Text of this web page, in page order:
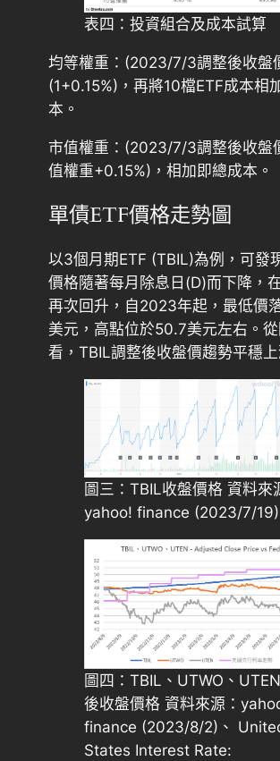
表四：投資組合及成本試算
均等權重：(2023/7/3調整後收盤
(1+0.15%)，再將10檔ETF成本相
本。
市值權重：(2023/7/3調整後收盤
值權重+0.15%)，相加即總成本。
單債ETF價格走勢圖
以3個月期ETF (TBIL)為例，可發
價格隨著每月除息日(D)而下降，
再次回升，自2023年起，最低價
美元，高點位於50.7美元左右。
看，TBIL調整後收盤價趨勢平穩上
圖三：TBIL收盤價格 資料來
yahoo! finance (2023/7/19)
圖四：TBIL、UTWO、
後收盤價格 資料來源：
finance (2023/8/2)、
States Interest Rate: